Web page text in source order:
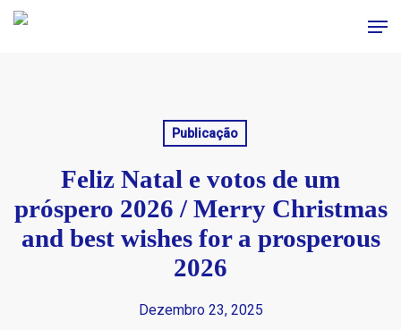
Skip
Publicação
Feliz Natal e votos de um
próspero 2026 / Merry Christmas
and best wishes for a prosperous
2026
Dezembro 23, 2025